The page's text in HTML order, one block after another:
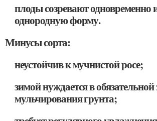
плоды созревают одновременно
однородную форму.
Минусы сорта:
неустойчив к мучнистой росе;
зимой нуждается в
мульчирования грунта;